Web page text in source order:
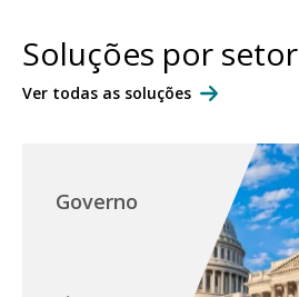
Soluções por setor
Ver todas as soluções
Governo